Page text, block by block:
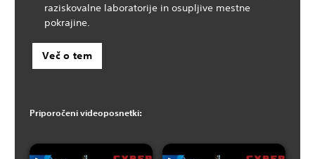
raziskovalne laboratorije in osupljive mestne
pokrajine.
Več o tem
Priporočeni videoposnetki: